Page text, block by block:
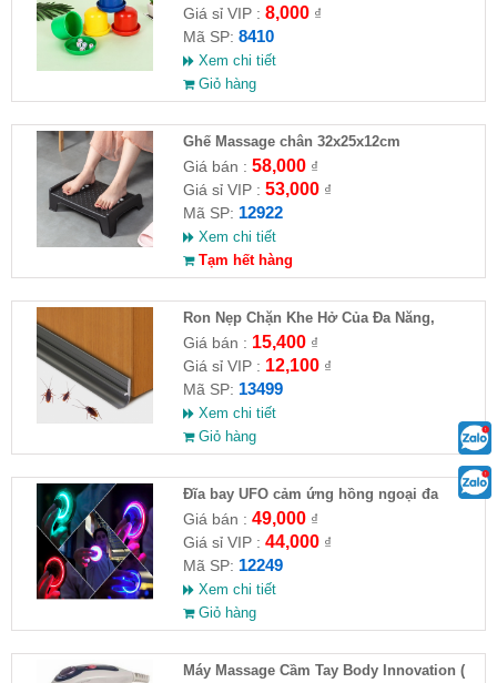
Giá sỉ VIP : 8,000₫
Mã SP: 8410
Xem chi tiết
Giỏ hàng
Ghế Massage chân 32x25x12cm
Giá bán : 58,000₫
Giá sỉ VIP : 53,000₫
Mã SP: 12922
Xem chi tiết
Tạm hết hàng
Ron Nẹp Chặn Khe Hở Của Đa Năng,
Chống Côn Trùng( HĐ )
Giá bán : 15,400₫
Giá sỉ VIP : 12,100₫
Mã SP: 13499
Xem chi tiết
Giỏ hàng
Đĩa bay UFO cảm ứng hồng ngoại đa
chiều tự động bay về
Giá bán : 49,000₫
Giá sỉ VIP : 44,000₫
Mã SP: 12249
Xem chi tiết
Giỏ hàng
Máy Massage Cầm Tay Body Innovation (